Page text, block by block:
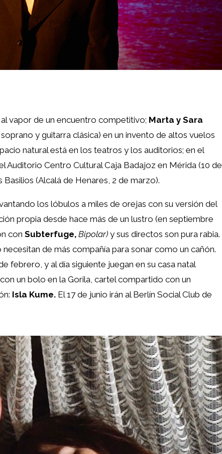
vapor de un encuentro competitivo; Marta y Sara
y guitarra clásica) en un invento de altos vuelos
natural está en los teatros y los auditorios; en el
Auditorio Centro Cultural Caja Badajoz en Mérida (10 de
(Alcalá de Henares, 2 de marzo).
los lóbulos a miles de orejas con su versión del
propia desde hace más de un lustro (en septiembre
con Subterfuge, Bipolar) y sus directos son pura rabia.
necesitan de más compañía para sonar como un cañón.
febrero, y al día siguiente juegan en su casa natal
un bolo en la Gorila, cartel compartido con un
Isla Kume. El 17 de junio irán al Berlín Social Club de